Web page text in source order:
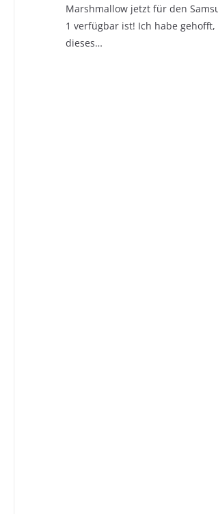
Marshmallow jetzt für den
1 verfügbar ist! Ich habe gehofft,
dieses…